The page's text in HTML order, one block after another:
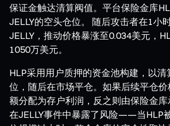
保证金触达清算阀值。平台保险金库
JELLY的空头仓位。 随后攻击者在1小
JELLY，推动价格暴涨至0.034美元，
1050万美元。
HLP采用用户质押的资金池构建，以
位，随后在市场平仓。如果后续平仓
额分配为存户利润，反之则由保险金
在JELLY事件中暴露了风险——当HLP